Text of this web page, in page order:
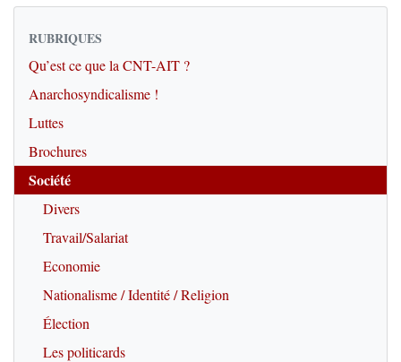
RUBRIQUES
Qu’est ce que la CNT-AIT ?
Anarchosyndicalisme !
Luttes
Brochures
Société
Divers
Travail/Salariat
Economie
Nationalisme / Identité / Religion
Élection
Les politicards